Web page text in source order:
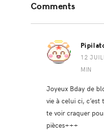
Interactions
Comments
12
MIN
Joyeux Bday de
vie à celui ci,
te voir craquer
pièces+++